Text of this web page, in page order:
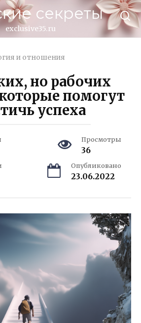
секреты
exclusive35.ru
и отношения
но рабочих
помогут
успеха
Просмотры
36
Опубликовано
23.06.2022